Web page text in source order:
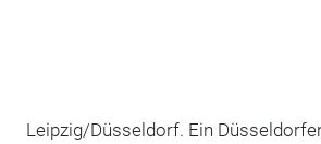
Leipzig/Düsseldorf. Ein